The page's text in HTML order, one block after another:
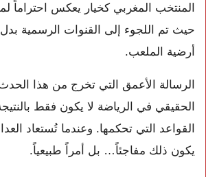
المنتخب المغربي كخيار يعكس احتراماً
حيث تم اللجوء إلى القنوات الرسمية بدل
أرضية الملعب.
الرسالة الأعمق التي تخرج من هذا
الحقيقي في الرياضة لا يكون فقط
القواعد التي تحكمها. وعندما تُستعاد
يكون ذلك مفاجئاً… بل أمراً طبيعياً.